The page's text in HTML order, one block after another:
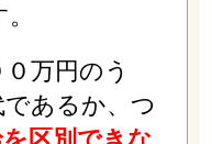
万円のう
あるか、つ